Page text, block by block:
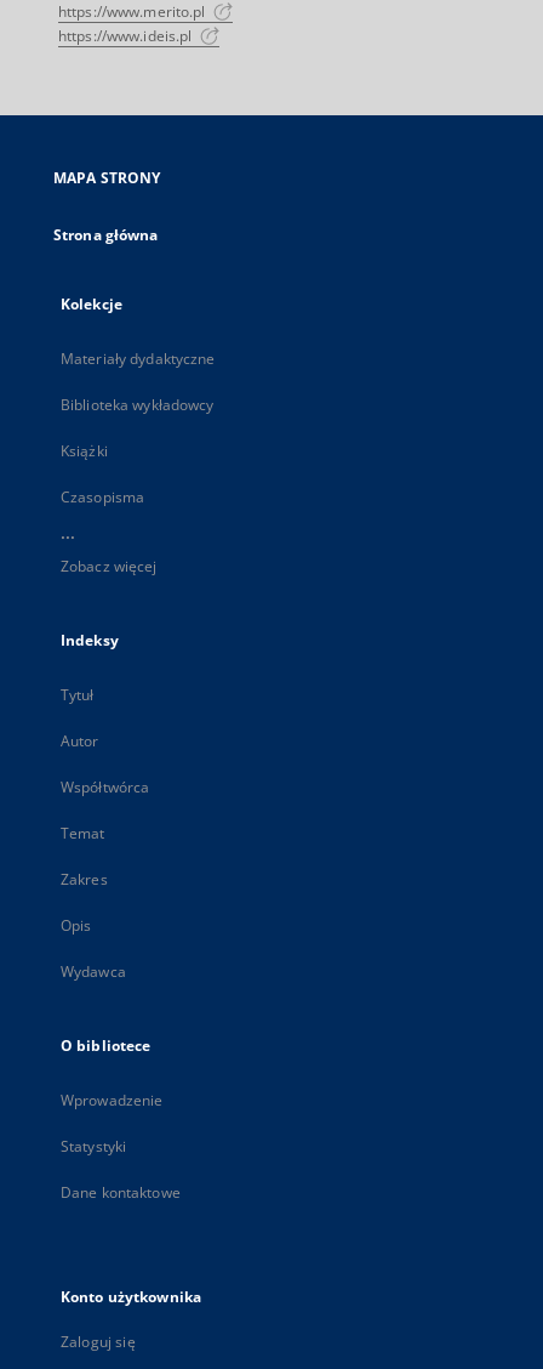
https://www.merito.pl
https://www.ideis.pl
MAPA STRONY
Strona główna
Kolekcje
Materiały dydaktyczne
Biblioteka wykładowcy
Książki
Czasopisma
...
Zobacz więcej
Indeksy
Tytuł
Autor
Współtwórca
Temat
Zakres
Opis
Wydawca
O bibliotece
Wprowadzenie
Statystyki
Dane kontaktowe
Konto użytkownika
Zaloguj się